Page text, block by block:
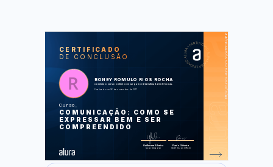
CERTIFICADO
DE CONCLUSÃO
RONEY ROMULO RIOS ROCHA
concluiu o curso online com carga horária estimada em 8 horas.
Finalizado em 26 de novembro de 2017
Curso
COMUNICAÇÃO: COMO SE
EXPRESSAR BEM E SER
COMPREENDIDO
Guilherme Silveira
Coordenador
Paulo Silveira
Chief Vision Officer
https://cursos.alura.com.br/certificate/862d2e8f-d27f-4a48-8aff-f56d06952751
LAS
Situações do dia a dia
A arte da comunicação
Comunicação é gerar percepção